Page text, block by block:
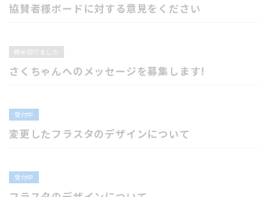
協賛者様ボードに対する意見をください
締め切りました
さくちゃんへのメッセージを募集します!
受付中
変更したフラスタのデザインについて
受付中